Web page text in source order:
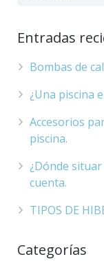
Entradas
Bombas de
¿Una piscina
Accesorios
piscina.
¿Dónde
cuenta.
TIPOS DE
Categorías